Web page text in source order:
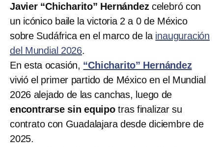
Javier “Chicharito” Hernándezcelebró con
un icónico baile la victoria 2 a 0 de México
sobre Sudáfrica en el marco de la inauguración
del Mundial 2026.
En esta ocasión, “Chicharito” Hernández
vivió el primer partido de México en el Mundial
2026 alejado de las canchas, luego de
encontrarse sin equipotras finalizar su
contrato con Guadalajara desde diciembre de
2025.